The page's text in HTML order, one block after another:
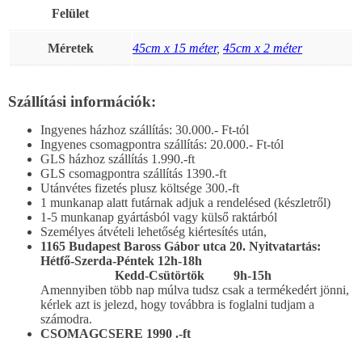
Felület
Méretek 45cm x 15 méter, 45cm x 2 méter
Szállítási információk:
Ingyenes házhoz szállítás: 30.000.- Ft-tól
Ingyenes csomagpontra szállítás: 20.000.- Ft-tól
GLS házhoz szállítás 1.990.-ft
GLS csomagpontra szállítás 1390.-ft
Utánvétes fizetés plusz költsége 300.-ft
1 munkanap alatt futárnak adjuk a rendelésed (készletről)
1-5 munkanap gyártásból vagy külső raktárból
Személyes átvételi lehetőség kiértesítés után,
1165 Budapest Baross Gábor utca 20. Nyitvatartás:
Hétfő-Szerda-Péntek 12h-18h
Kedd-Csütörtök 9h-15h
Amennyiben több nap múlva tudsz csak a termékedért jönni,
kérlek azt is jelezd, hogy továbbra is foglalni tudjam a
számodra.
CSOMAGCSERE 1990 .-ft